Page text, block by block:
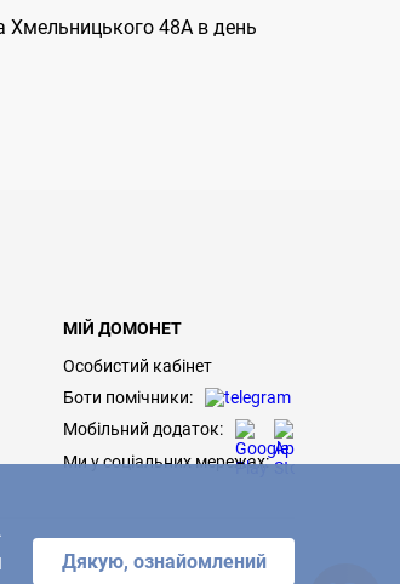
.
Дякую, ознайомлений
Хмельницького 48А в день
МІЙ ДОМОНЕТ
Особистий кабінет
Боти помічники:
Мобільний додаток:
Ми у соціальних мережах: